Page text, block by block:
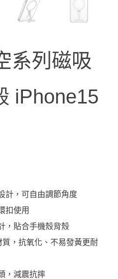
系列磁吸
iPhone15
計，可自由調節角度
扣使用
，貼合手機殼背殼
，抗氧化、不易發黃更耐
，減震抗摔